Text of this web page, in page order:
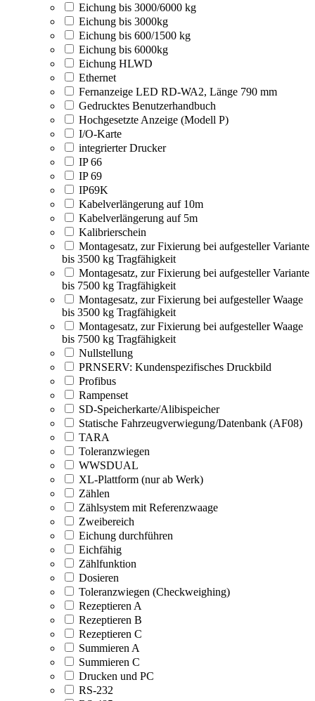
Eichung bis 3000/6000 kg
Eichung bis 3000kg
Eichung bis 600/1500 kg
Eichung bis 6000kg
Eichung HLWD
Ethernet
Fernanzeige LED RD-WA2, Länge 790 mm
Gedrucktes Benutzerhandbuch
Hochgesetzte Anzeige (Modell P)
I/O-Karte
integrierter Drucker
IP 66
IP 69
IP69K
Kabelverlängerung auf 10m
Kabelverlängerung auf 5m
Kalibrierschein
Montagesatz, zur Fixierung bei aufgesteller Variante
bis 3500 kg Tragfähigkeit
Montagesatz, zur Fixierung bei aufgesteller Variante
bis 7500 kg Tragfähigkeit
Montagesatz, zur Fixierung bei aufgesteller Waage
bis 3500 kg Tragfähigkeit
Montagesatz, zur Fixierung bei aufgesteller Waage
bis 7500 kg Tragfähigkeit
Nullstellung
PRNSERV: Kundenspezifisches Druckbild
Profibus
Rampenset
SD-Speicherkarte/Alibispeicher
Statische Fahrzeugverwiegung/Datenbank (AF08)
TARA
Toleranzwiegen
WWSDUAL
XL-Plattform (nur ab Werk)
Zählen
Zählsystem mit Referenzwaage
Zweibereich
Eichung durchführen
Eichfähig
Zählfunktion
Dosieren
Toleranzwiegen (Checkweighing)
Rezeptieren A
Rezeptieren B
Rezeptieren C
Summieren A
Summieren C
Drucken und PC
RS-232